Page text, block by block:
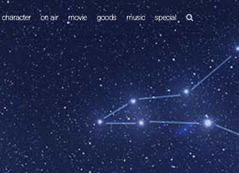
character on air movie goods music special